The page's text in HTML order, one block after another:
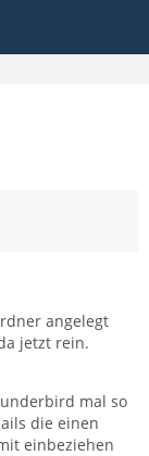
angelegt
jetzt rein.
mal so
die einen
einbeziehen